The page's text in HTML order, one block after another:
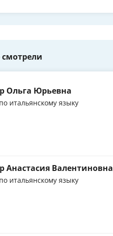
Ольга Юрьевна
итальянскому языку
Анастасия Валентиновна
итальянскому языку